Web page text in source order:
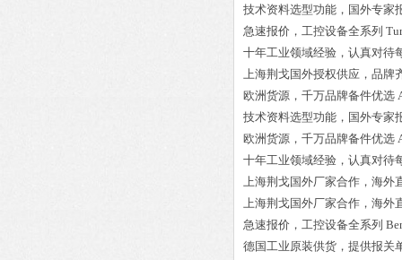
技术资料选型功能，国外专家
急速报价，工控设备全系列
十年工业领域经验，认真对待
上海荆戈国外授权供应，品牌
欧洲货源，千万品牌备件优选
技术资料选型功能，国外专家
欧洲货源，千万品牌备件优选
十年工业领域经验，认真对待
上海荆戈国外厂家合作，海外
上海荆戈国外厂家合作，海外
急速报价，工控设备全系列
德国工业原装供货，提供报关